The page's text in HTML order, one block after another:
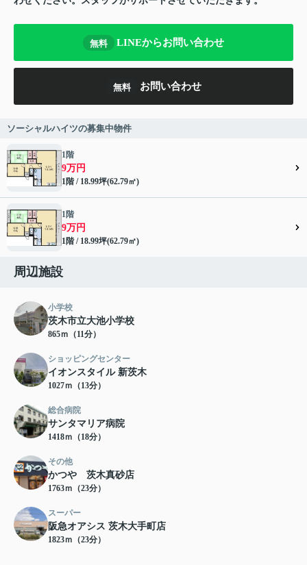
無料 LINEからお問い合わせ
無料 お問い合わせ
ソーシャルハイツの募集中物件
1階
9万円
1階 / 18.99坪(62.79㎡)
1階
9万円
1階 / 18.99坪(62.79㎡)
周辺施設
小学校
茨木市立大池小学校
865ｍ（11分）
ショッピングセンター
イオンスタイル 新茨木
1027ｍ（13分）
総合病院
サンタマリア病院
1418ｍ（18分）
その他
かつや 茨木真砂店
1763ｍ（23分）
スーパー
阪急オアシス 茨木大手町店
1823ｍ（23分）